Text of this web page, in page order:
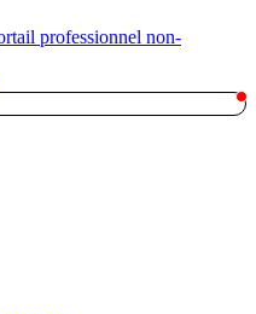
professionnel non-